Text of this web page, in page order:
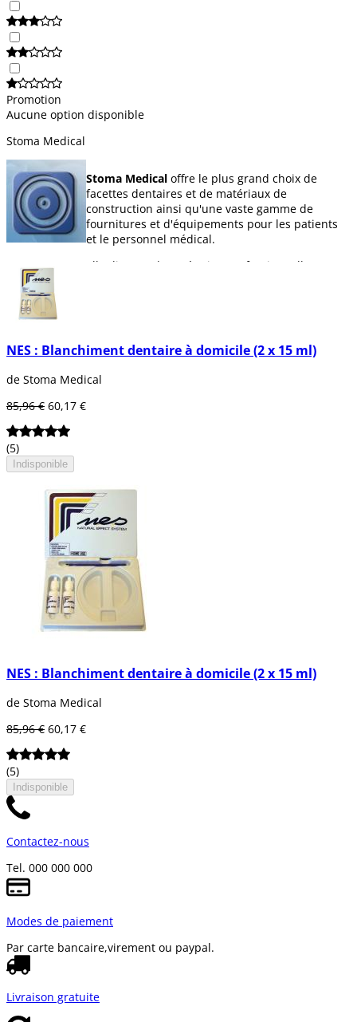
Promotion
Aucune option disponible
Stoma Medical
Stoma Medical offre le plus grand choix de
facettes dentaires et de matériaux de
construction ainsi qu'une vaste gamme de
fournitures et d'équipements pour les patients
et le personnel médical.
Elle dispose d'une équipe professionnelle
NES : Blanchiment dentaire à domicile (2 x 15 ml)
de Stoma Medical
85,96 € 60,17 €
(5)
Indisponible
NES : Blanchiment dentaire à domicile (2 x 15 ml)
de Stoma Medical
85,96 € 60,17 €
(5)
Indisponible
Contactez-nous
Tel. 000 000 000
Modes de paiement
Par carte bancaire,virement ou paypal.
Livraison gratuite